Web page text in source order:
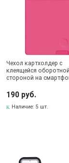
Чехол картхолдер с
клеящейся оборотной
стороной на
цвет фуксия
190 руб.
Наличие:5 шт.